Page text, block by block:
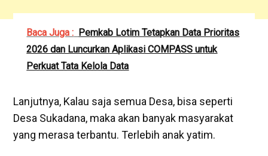
Baca Juga : Pemkab Lotim Tetapkan Data Prioritas
2026 dan Luncurkan Aplikasi COMPASS untuk
Perkuat Tata Kelola Data
Lanjutnya, Kalau saja semua Desa, bisa seperti
Desa Sukadana, maka akan banyak masyarakat
yang merasa terbantu. Terlebih anak yatim.